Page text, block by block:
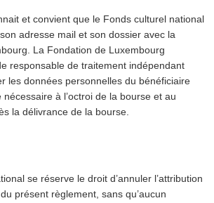
et convient que le Fonds culturel national
adresse mail et son dossier avec la
La Fondation de Luxembourg
responsable de traitement indépendant
les données per­son­nelles du béné­fi­ci­aire
à l’octroi de la bourse et au
la délivrance de la bourse.
se réserve le droit d’annuler l’at­tri­bu­tion
présent règlement, sans qu’aucun